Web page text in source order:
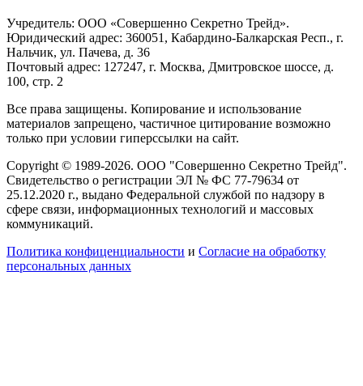
Учредитель: ООО «Совершенно Секретно Трейд».
Юридический адрес: 360051, Кабардино-Балкарская Респ., г.
Нальчик, ул. Пачева, д. 36
Почтовый адрес: 127247, г. Москва, Дмитровское шоссе, д.
100, стр. 2
Все права защищены. Копирование и использование
материалов запрещено, частичное цитирование возможно
только при условии гиперссылки на сайт.
Copyright © 1989-2026. ООО "Совершенно Секретно Трейд".
Свидетельство о регистрации ЭЛ № ФС 77-79634 от
25.12.2020 г., выдано Федеральной службой по надзору в
сфере связи, информационных технологий и массовых
коммуникаций.
Политика конфиценциальности и Согласие на обработку
персональных данных